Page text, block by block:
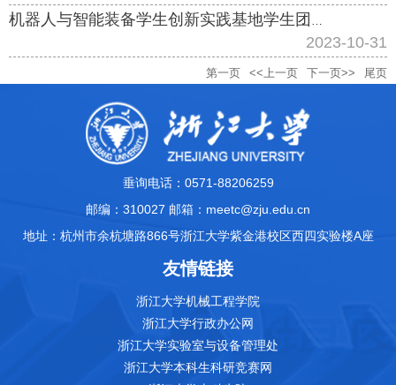
机器人与智能装备学生创新实践基地学生团队入驻仪式顺利举行
2023-10-31
第一页 <<上一页 下一页>> 尾页
垂询电话：0571-88206259
邮编：310027 邮箱：meetc@zju.edu.cn
地址：杭州市余杭塘路866号浙江大学紫金港校区西四实验楼A座
友情链接
浙江大学机械工程学院
浙江大学行政办公网
浙江大学实验室与设备管理处
浙江大学本科生科研竞赛网